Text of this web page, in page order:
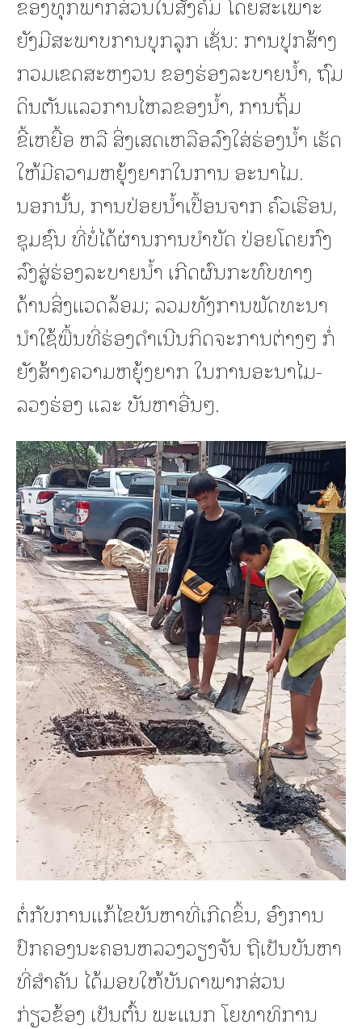
ຍັງມີສະພາບການບຸກລຸກ ເຊັ່ນ: ການປຸກສ້າງ
ກວມເຂດສະຫງວນ ຂອງຮ່ອງລະບາຍນ້ຳ, ຖົມ
ດິນຕັນແລວການໄຫລຂອງນ້ຳ, ການຖິ້ມ
ຂີ້ເຫຍື້ອ ຫລື ສິ່ງເສດເຫລືອລົງໃສ່ຮ່ອງນ້ຳ ເຮັດ
ໃຫ້ມີຄວາມຫຍຸ້ງຍາກໃນການ ອະນາໄມ.
ນອກນັ້ນ, ການປ່ອຍນໍ້າເປື້ອນຈາກ ຄົວເຮືອນ,
ຊຸມຊົນ ທີ່ບໍ່ໄດ້ຜ່ານການບໍາບັດ ປ່ອຍໂດຍກົງ
ລົງສູ່ຮ່ອງລະບາຍນ້ຳ ເກີດຜົນກະທົບທາງ
ດ້ານສິ່ງແວດລ້ອມ; ລວມທັງການພັດທະນາ
ນຳໃຊ້ພື້ນທີ່ຮ່ອງດຳເນີນກິດຈະການຕ່າງໆ ກໍ່
ຍັງສ້າງຄວາມຫຍຸ້ງຍາກ ໃນການອະນາໄມ-
ລວງຮ່ອງ ແລະ ບັນຫາອື່ນໆ.
ຕໍ່ກັບການແກ້ໄຂບັນຫາທີ່ເກີດຂຶ້ນ, ອົງການ
ປົກຄອງນະຄອນຫລວງວຽງຈັນ ຖືເປັນບັນຫາ
ທີ່ສຳຄັນ ໄດ້ມອບໃຫ້ບັນດາພາກສ່ວນ
ກ່ຽວຂ້ອງ ເປັນຕົ້ນ ພະແນກ ໂຍທາທິການ